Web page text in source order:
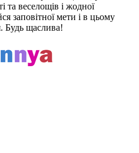
та веселощів і жодної
заповітної мети і в цьому
Будь щаслива!